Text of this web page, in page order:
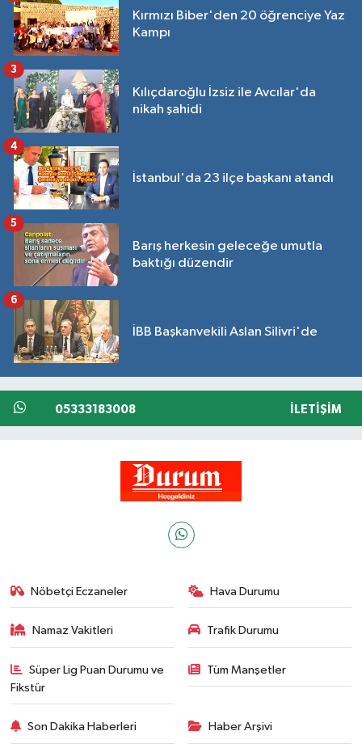
Kırmızı Biber'den 20 öğrenciye Yaz
Kampı
Kılıçdaroğlu İzsiz ile Avcılar'da
nikah şahidi
3
İstanbul'da 23 ilçe başkanı atandı
4
Barış herkesin geleceğe umutla
baktığı düzendir
5
İBB Başkanvekili Aslan Silivri'de
6
05333183008 İLETIŞIM
Nöbetçi Eczaneler Hava Durumu
Namaz Vakitleri Trafik Durumu
Süper Lig Puan Durumu ve
Fikstür
Tüm Manşetler
Son Dakika Haberleri Haber Arşivi